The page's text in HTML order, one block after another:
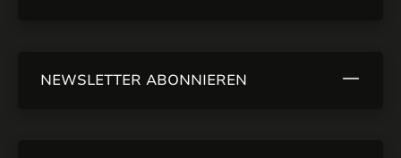
NEWSLETTER ABONNIEREN